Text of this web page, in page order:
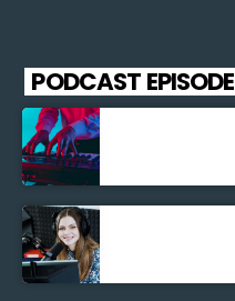
PODCAST EPISODE